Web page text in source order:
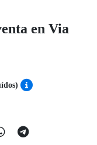
en Via